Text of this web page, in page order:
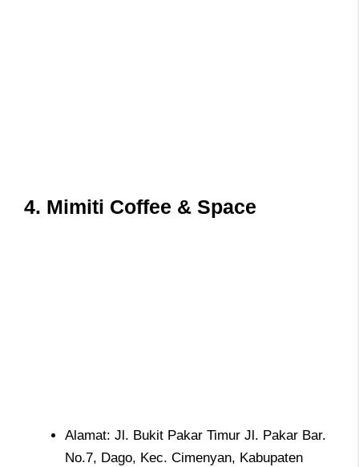
4. Mimiti Coffee & Space
Alamat: Jl. Bukit Pakar Timur Jl. Pakar Bar.
No.7, Dago, Kec. Cimenyan, Kabupaten